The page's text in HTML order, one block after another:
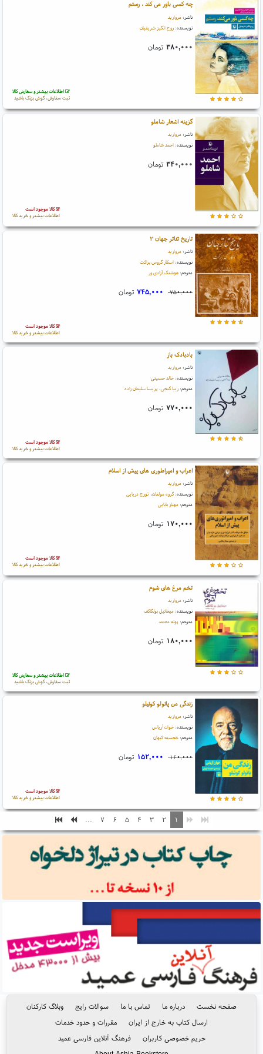
چه کسی باور می کند ، رستم
ناشر: مروارید
نویسنده: روح انگیز شریفیان
۳۸۰,۰۰۰ تومان
اطلاعات بیشتر و سفارش کالا
ثبت سفارش، گوش بزنگ باشید
گزینه اشعار شاملو
ناشر: مروارید
نویسنده: احمد شاملو
۳۴۰,۰۰۰ تومان
کالا موجود است
اطلاعات بیشتر و خرید کالا
تاریخ تئاتر جهان ۲
ناشر: مروارید
نویسنده: اسکار گروس براکت
مترجم: هوشنگ آزادی ور
۷۵۰,۰۰۰ ۷۴۵,۰۰۰ تومان
کالا موجود است
اطلاعات بیشتر و خرید کالا
بادبادک باز
ناشر: مروارید
نویسنده: خالد حسینی
مترجم: زیبا گنجی، پریسا سلیمان زاده
۷۷۰,۰۰۰ تومان
کالا موجود است
اطلاعات بیشتر و خرید کالا
اعراب و امپراطوری های پیش از اسلام
ناشر: مروارید
نویسنده: گروه مولفان، تورج دریایی
مترجم: مهناز بابایی
۱۷۰,۰۰۰ تومان
کالا موجود است
اطلاعات بیشتر و خرید کالا
تخم مرغ های شوم
ناشر: مروارید
نویسنده: میخائیل بولگاکف
مترجم: پونه معتمد
۱۸۰,۰۰۰ تومان
اطلاعات بیشتر و سفارش کالا
ثبت سفارش، گوش بزنگ باشید
زندگی من پائولو کوئیلو
ناشر: مروارید
نویسنده: خوان آریاس
مترجم: خجسته کیهان
۱۶۰,۰۰۰ ۱۵۲,۰۰۰ تومان
کالا موجود است
اطلاعات بیشتر و خرید کالا
۱ ۲ ۳ ۴ ۵ ۶ ۷ ...
صفحه نخست درباره ما تماس با ما سوالات رایج
وبلاگ کارکنان
ارسال کتاب به خارج از ایران
مقررات و حدود خدمات
حریم خصوصی کاربران
فرهنگ آنلاین فارسی عمید